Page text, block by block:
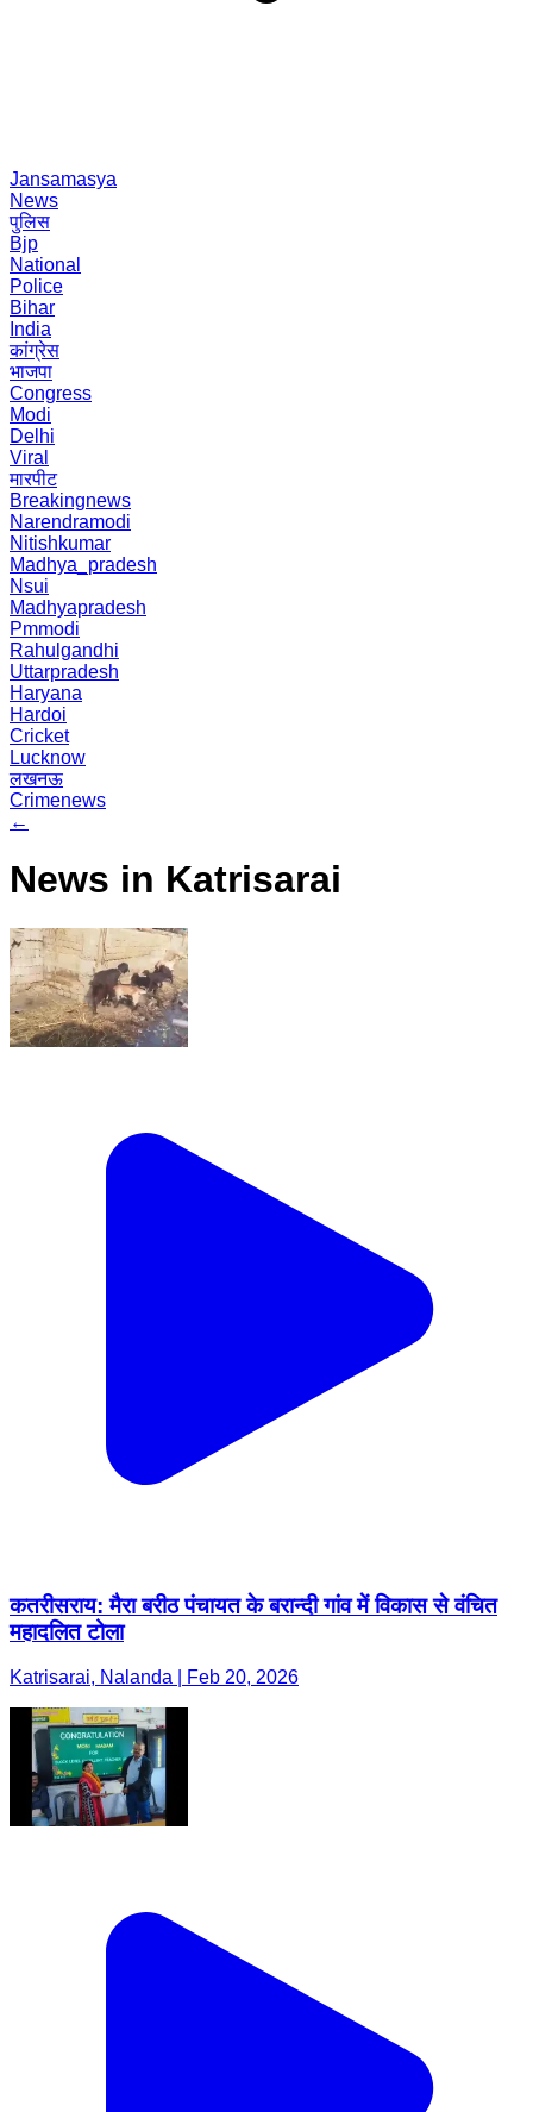
Jansamasya
News
पुलिस
Bjp
National
Police
Bihar
India
कांग्रेस
भाजपा
Congress
Modi
Delhi
Viral
मारपीट
Breakingnews
Narendramodi
Nitishkumar
Madhya_pradesh
Nsui
Madhyapradesh
Pmmodi
Rahulgandhi
Uttarpradesh
Haryana
Hardoi
Cricket
Lucknow
लखनऊ
Crimenews
←
News in Katrisarai
कतरीसराय: मैरा बरीठ पंचायत के बरान्दी गांव में विकास से वंचित
महादलित टोला
Katrisarai, Nalanda | Feb 20, 2026